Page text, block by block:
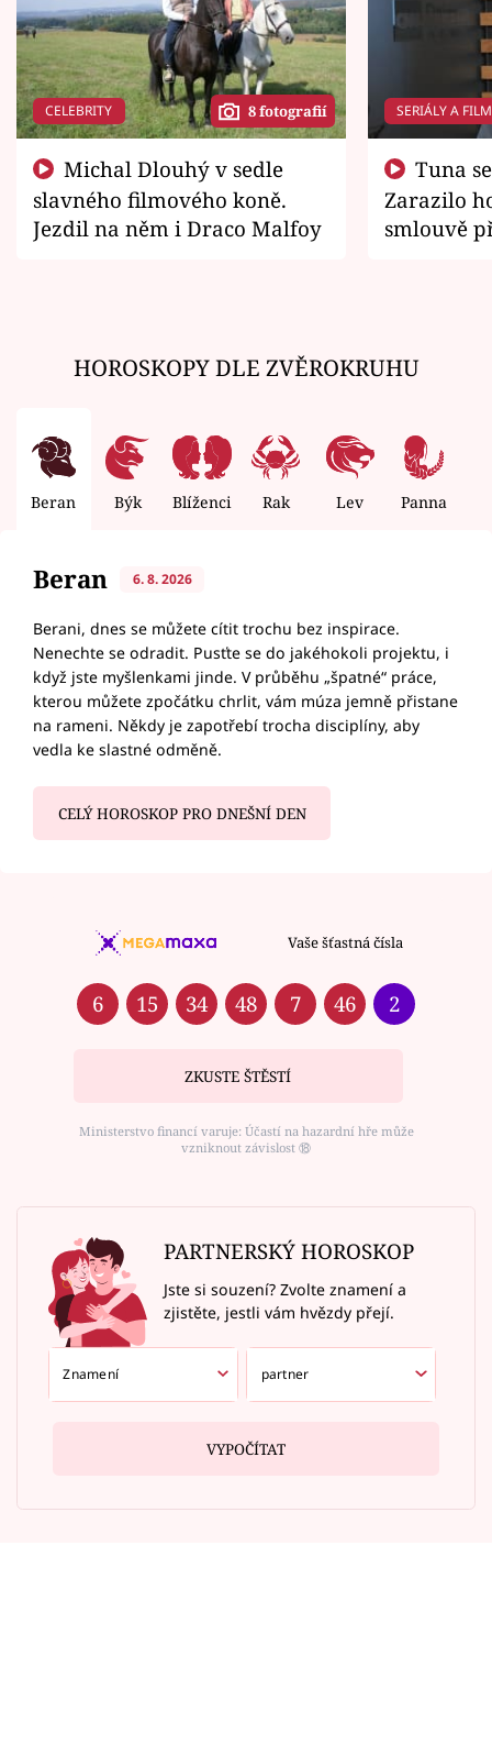
CELEBRITY 8 fotografií
slavného filmového koně.
Jezdil na něm i Draco Malfoy
SERIÁLY A
Zarazilo
smlouvě
HOROSKOPY DLE ZVĚROKRUHU
Beran Býk Blíženci Rak Lev Panna
Beran 6. 8. 2026
Berani, dnes se můžete cítit trochu bez inspirace.
Nenechte se odradit. Pusťte se do jakéhokoli projektu, i
když jste myšlenkami jinde. V průběhu „špatné“ práce,
kterou můžete zpočátku chrlit, vám múza jemně přistane
na rameni. Někdy je zapotřebí trocha disciplíny, aby
vedla ke slastné odměně.
CELÝ HOROSKOP PRO DNEŠNÍ DEN
Vaše šťastná čísla
6 15 34 48 7 46 2
ZKUSTE ŠTĚSTÍ
Ministerstvo financí varuje: Účastí na hazardní hře může
vzniknout závislost ⑱
PARTNERSKÝ HOROSKOP
Jste si souzení? Zvolte znamení a
zjistěte, jestli vám hvězdy přejí.
VYPOČÍTAT